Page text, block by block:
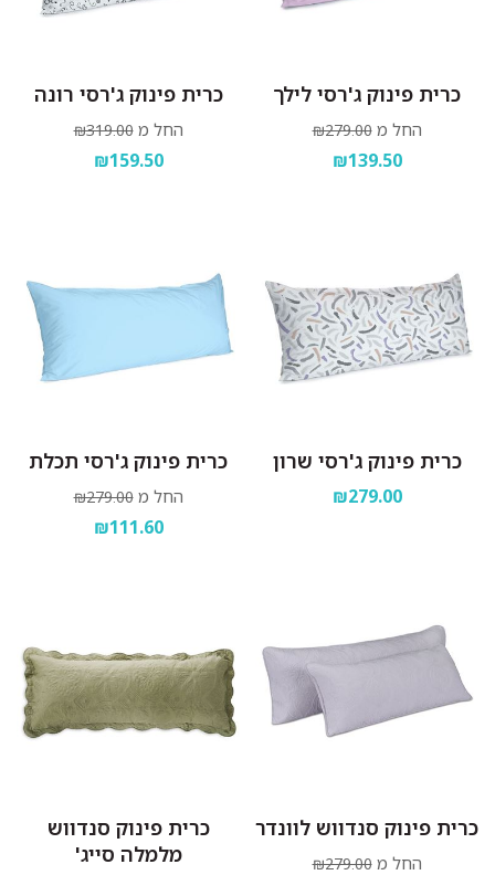
כרית פינוק ג'רסי לילך
החל מ ₪279.00
₪139.50
כרית פינוק ג'רסי רונה
החל מ ₪319.00
₪159.50
כרית פינוק ג'רסי שרון
₪279.00
כרית פינוק ג'רסי תכלת
החל מ ₪279.00
₪111.60
כרית פינוק סנדווש לוונדר
החל מ ₪279.00
כרית פינוק סנדווש
מלמלה סייג'